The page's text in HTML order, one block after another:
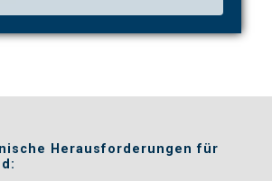
Herausforderungen für